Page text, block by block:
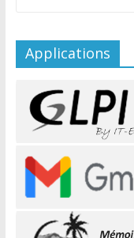
Applications